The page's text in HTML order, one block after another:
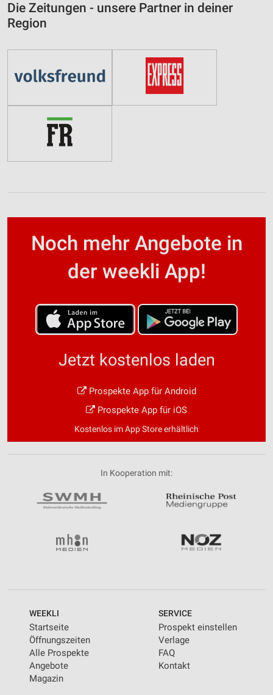
Die Zeitungen - unsere Partner in deiner
Region
Noch mehr Angebote in
der weekli App!
Jetzt kostenlos laden
Prospekte App für Android
Prospekte App für iOS
Kostenlos im App Store erhältlich
In Kooperation mit:
WEEKLI
Startseite
Öffnungszeiten
Alle Prospekte
Angebote
Magazin
SERVICE
Prospekt einstellen
Verlage
FAQ
Kontakt